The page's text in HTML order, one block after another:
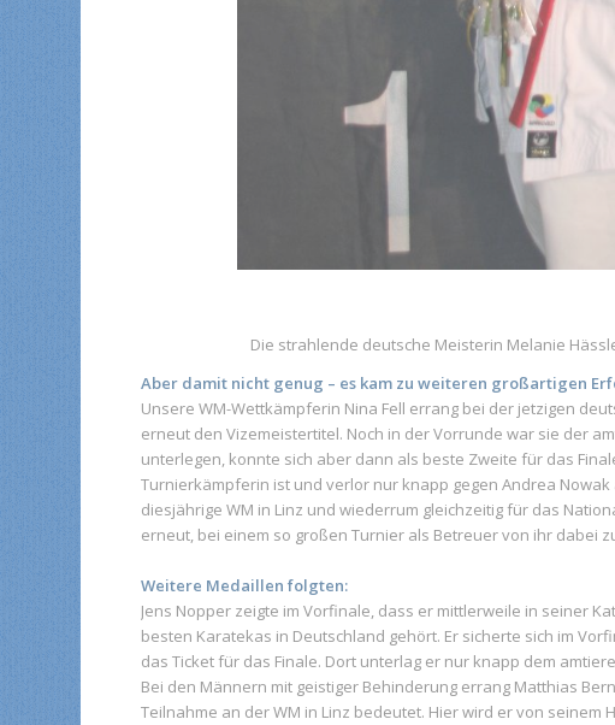
Die strahlende deutsche Meisterin Melanie
Aber damit nicht genug – es kam zu weiteren großartigen
Unsere WM-Wettkämpferin Nina Fell errang bei der jetzigen
erneut den Vizemeistertitel. Noch in der Vorrunde war sie der
unterlegen, konnte sich aber dann als beste Zweite für das
Turnierkämpferin ist und verlor nur knapp gegen Andrea
diesjährige WM in Linz und wiederrum gleichzeitig für das
erneut, bei einem so großen Turnier als Betreuer von ihr dabei
Weitere Medaillen folgten:
Jens Nopper zeigte im Vorfinale, dass er mittlerweile in seiner
besten Karatekas in Deutschland gehört. Er sicherte sich im
das Ticket für das Finale. Dort unterlag er nur knapp dem
Bei den Männern mit geistiger Behinderung errang Matthias
Teilnahme an der WM in Linz bedeutet. Hier wird er von